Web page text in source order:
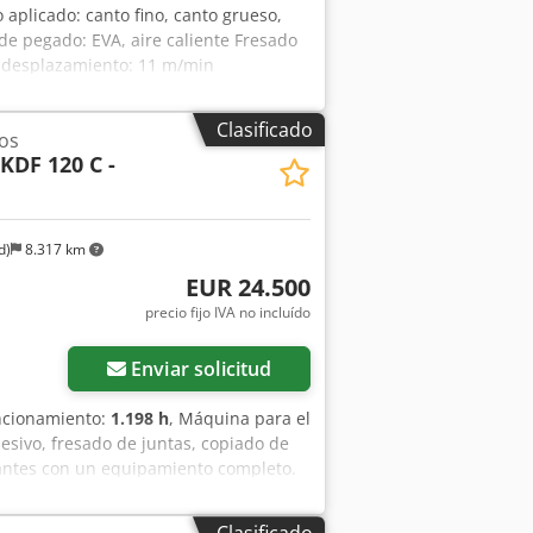
rodillos para bordes Depósito de
termofusible EVA Sistema de aire
Unidad de fresado fino para el
fresado de desbaste Unidad de
Unidad de pulverización Software
aplicado: canto fino, canto grueso,
pegado: EVA, aire caliente Fresado
11 m/min
Clasificado
8.317 km
KDF 120 C -
EUR 24.500
precio fijo IVA no incluído
Enviar solicitud
1.198 h, Máquina para el
fresado de juntas, copiado de
con un equipamiento completo.
Grosor del borde: aprox. 0,4 – 3
8 m/min Campana de protección